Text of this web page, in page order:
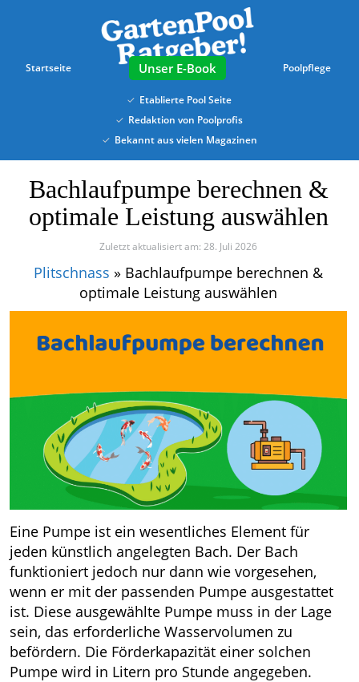
content
Startseite Poolpflege
E-Book
Etablierte Pool Seite
Redaktion von Poolprofis
Bekannt aus vielen Magazinen
Bachlaufpumpe berechnen &
optimale Leistung auswählen
Zuletzt aktualisiert am: 28. Juli 2026
Plitschnass » Bachlaufpumpe berechnen &
optimale Leistung auswählen
Eine Pumpe ist ein wesentliches Element für
jeden künstlich angelegten Bach. Der Bach
funktioniert jedoch nur dann wie vorgesehen,
wenn er mit der passenden Pumpe ausgestattet
ist. Diese ausgewählte Pumpe muss in der Lage
sein, das erforderliche Wasservolumen zu
befördern. Die Förderkapazität einer solchen
Pumpe wird in Litern pro Stunde angegeben.